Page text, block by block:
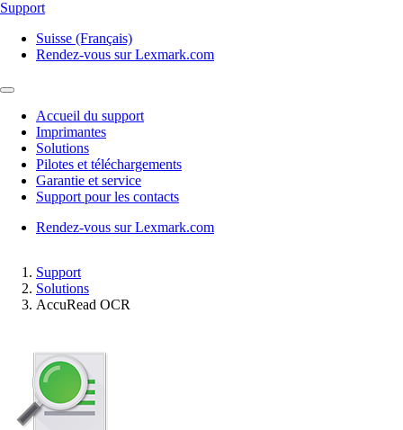
Support
Suisse (Français)
Rendez-vous sur Lexmark.com
Accueil du support
Imprimantes
Solutions
Pilotes et téléchargements
Garantie et service
Support pour les contacts
Rendez-vous sur Lexmark.com
Support
Solutions
AccuRead OCR